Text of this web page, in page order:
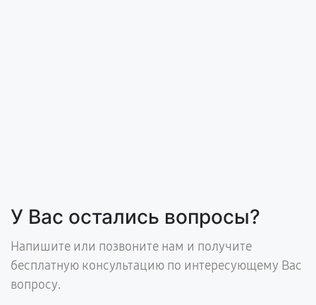
У Вас остались вопросы?
Напишите или позвоните нам и получите
бесплатную консультацию по интересующему Вас
вопросу.